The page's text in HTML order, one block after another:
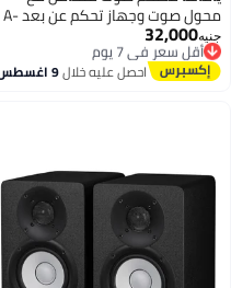
محول صوت وجهاز تحكم عن بعد A-
S501 أسود
جنيه32,000
أقل سعر في 7 يوم
توصيل مجاني
أقل سعر في 7 يوماحصل عليه خلال9 اغسطس